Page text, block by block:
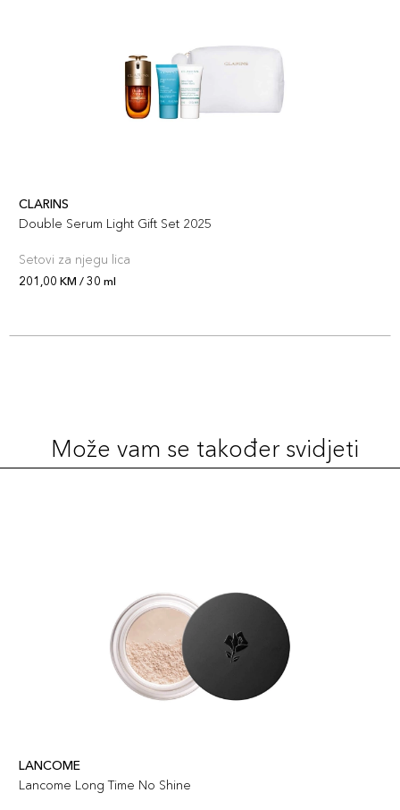
CLARINS
Double Serum Light Gift Set 2025
Setovi za njegu lica
201,00 KM / 30 ml
Može vam se također svidjeti
LANCOME
Lancome Long Time No Shine